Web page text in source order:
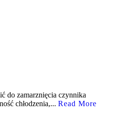
do zamarznięcia czynnika
chłodzenia,... Read More